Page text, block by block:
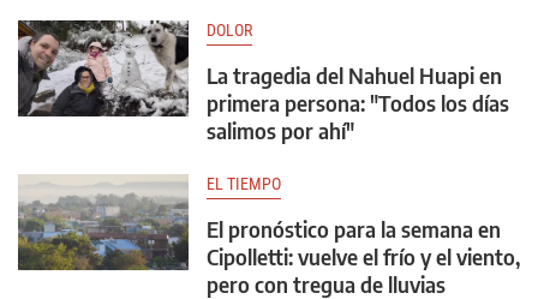
DOLOR
La tragedia del Nahuel Huapi en
primera persona: "Todos los días
salimos por ahí"
EL TIEMPO
El pronóstico para la semana en
Cipolletti: vuelve el frío y el viento,
pero con tregua de lluvias